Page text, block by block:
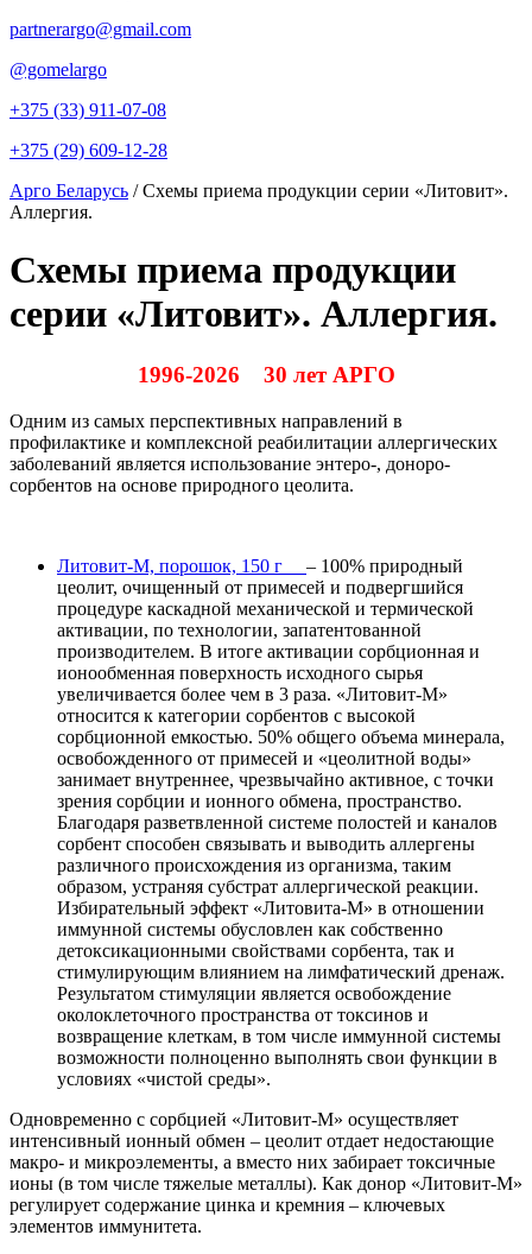
partnerargo@gmail.com
@gomelargo
+375 (33) 911-07-08
+375 (29) 609-12-28
Арго Беларусь /Схемы приема продукции серии «Литовит».
Аллергия.
Схемы приема продукции
серии «Литовит». Аллергия.
1996-2026 30 лет АРГО
Одним из самых перспективных направлений в
профилактике и комплексной реабилитации аллергических
заболеваний является использование энтеро-, доноро-
сорбентов на основе природного цеолита.
Литовит-М, порошок, 150 г – 100% природный
цеолит, очищенный от примесей и подвергшийся
процедуре каскадной механической и термической
активации, по технологии, запатентованной
производителем. В итоге активации сорбционная и
ионообменная поверхность исходного сырья
увеличивается более чем в 3 раза. «Литовит-М»
относится к категории сорбентов с высокой
сорбционной емкостью. 50% общего объема минерала,
освобожденного от примесей и «цеолитной воды»
занимает внутреннее, чрезвычайно активное, с точки
зрения сорбции и ионного обмена, пространство.
Благодаря разветвленной системе полостей и каналов
сорбент способен связывать и выводить аллергены
различного происхождения из организма, таким
образом, устраняя субстрат аллергической реакции.
Избирательный эффект «Литовита-М» в отношении
иммунной системы обусловлен как собственно
детоксикационными свойствами сорбента, так и
стимулирующим влиянием на лимфатический дренаж.
Результатом стимуляции является освобождение
околоклеточного пространства от токсинов и
возвращение клеткам, в том числе иммунной системы
возможности полноценно выполнять свои функции в
условиях «чистой среды».
Одновременно с сорбцией «Литовит-М» осуществляет
интенсивный ионный обмен – цеолит отдает недостающие
макро- и микроэлементы, а вместо них забирает токсичные
ионы (в том числе тяжелые металлы). Как донор «Литовит-М»
регулирует содержание цинка и кремния – ключевых
элементов иммунитета.